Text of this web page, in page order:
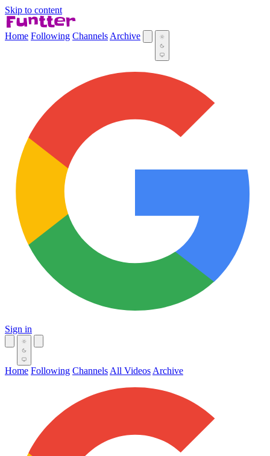
Skip to content
Home Following Channels Archive
Sign in
Home Following Channels All Videos Archive